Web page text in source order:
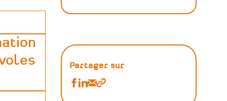
Partager sur
Partager
Partager
Partager
Copier